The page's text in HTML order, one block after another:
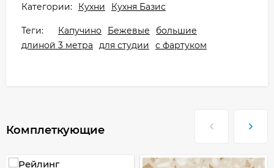
Категории: Кухни Кухня Базис
Теги: Капучино Бежевые
большие
длиной 3 метра
для студии с фартуком
Комплеткующие